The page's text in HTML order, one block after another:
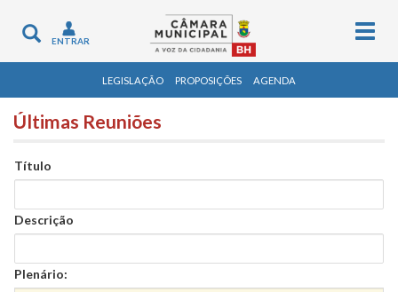
Toggle
navigation
ENTRAR
LEGISLAÇÃO PROPOSIÇÕES AGENDA
Últimas Reuniões
Título
Descrição
Plenário: